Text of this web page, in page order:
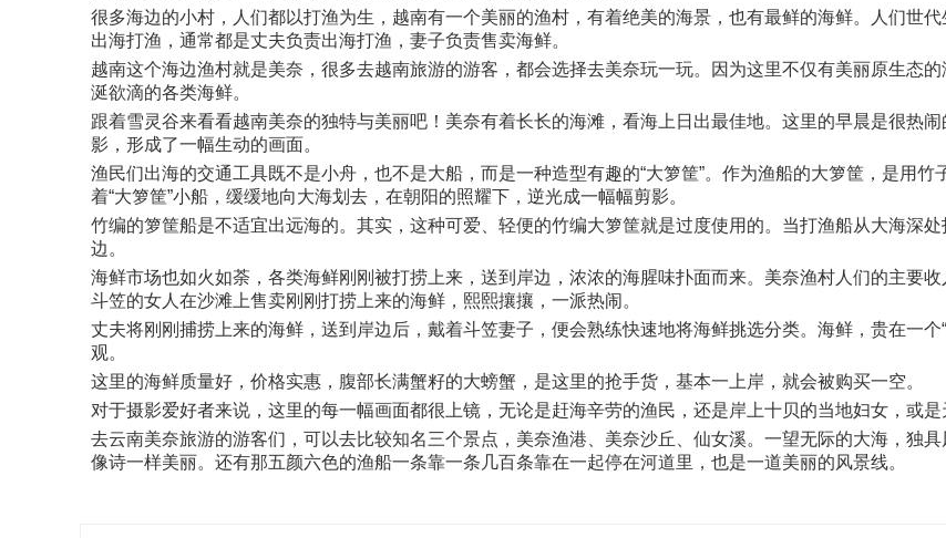
很多海边的小村，人们都以打渔为生，越南有一个美丽的渔村，有着绝美的海景，也有最鲜的海鲜。人们世
出海打渔，通常都是丈夫负责出海打渔，妻子负责售卖海鲜。
越南这个海边渔村就是美奈，很多去越南旅游的游客，都会选择去美奈玩一玩。因为这里不仅有美丽原生态
涎欲滴的各类海鲜。
跟着雪灵谷来看看越南美奈的独特与美丽吧！美奈有着长长的海滩，看海上日出最佳地。这里的早晨是很热
影，形成了一幅生动的画面。
渔民们出海的交通工具既不是小舟，也不是大船，而是一种造型有趣的“大箩筐”。作为渔船的大箩筐，是用
着“大箩筐”小船，缓缓地向大海划去，在朝阳的照耀下，逆光成一幅幅剪影。
竹编的箩筐船是不适宜出远海的。其实，这种可爱、轻便的竹编大箩筐就是过度使用的。当打渔船从大海深
边。
海鲜市场也如火如荼，各类海鲜刚刚被打捞上来，送到岸边，浓浓的海腥味扑面而来。美奈渔村人们的主要
斗笠的女人在沙滩上售卖刚刚打捞上来的海鲜，熙熙攘攘，一派热闹。
丈夫将刚刚捕捞上来的海鲜，送到岸边后，戴着斗笠妻子，便会熟练快速地将海鲜挑选分类。海鲜，贵在一
观。
这里的海鲜质量好，价格实惠，腹部长满蟹籽的大螃蟹，是这里的抢手货，基本一上岸，就会被购买一空。
对于摄影爱好者来说，这里的每一幅画面都很上镜，无论是赶海辛劳的渔民，还是岸上十贝的当地妇女，或
去云南美奈旅游的游客们，可以去比较知名三个景点，美奈渔港、美奈沙丘、仙女溪。一望无际的大海，独
像诗一样美丽。还有那五颜六色的渔船一条靠一条几百条靠在一起停在河道里，也是一道美丽的风景线。